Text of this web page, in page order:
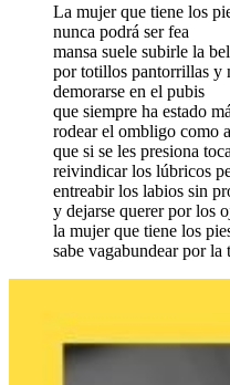
La mujer que tiene los
nunca podrá ser fea
mansa suele subirle la
por totillos pantorrillas y
demorarse en el pubis
que siempre ha estado
rodear el ombligo como
que si se les presiona
reivindicar los lúbricos
entreabir los labios sin
y dejarse querer por los
la mujer que tiene los
sabe vagabundear por la